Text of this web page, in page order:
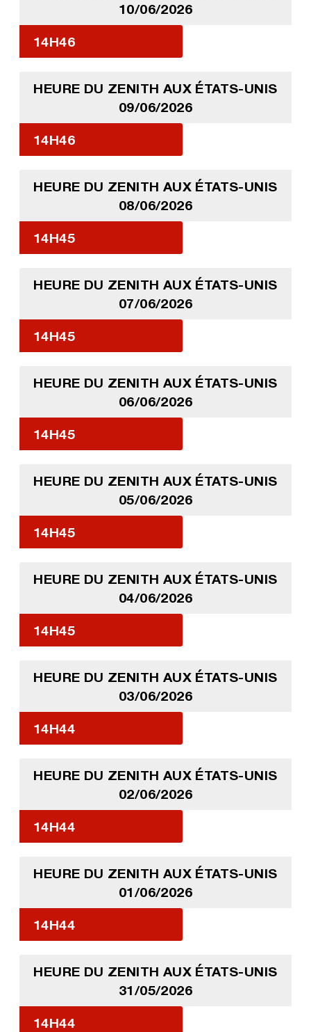
10/06/2026
14H46
HEURE DU ZENITH AUX ÉTATS-UNIS
09/06/2026
14H46
HEURE DU ZENITH AUX ÉTATS-UNIS
08/06/2026
14H45
HEURE DU ZENITH AUX ÉTATS-UNIS
07/06/2026
14H45
HEURE DU ZENITH AUX ÉTATS-UNIS
06/06/2026
14H45
HEURE DU ZENITH AUX ÉTATS-UNIS
05/06/2026
14H45
HEURE DU ZENITH AUX ÉTATS-UNIS
04/06/2026
14H45
HEURE DU ZENITH AUX ÉTATS-UNIS
03/06/2026
14H44
HEURE DU ZENITH AUX ÉTATS-UNIS
02/06/2026
14H44
HEURE DU ZENITH AUX ÉTATS-UNIS
01/06/2026
14H44
HEURE DU ZENITH AUX ÉTATS-UNIS
31/05/2026
14H44